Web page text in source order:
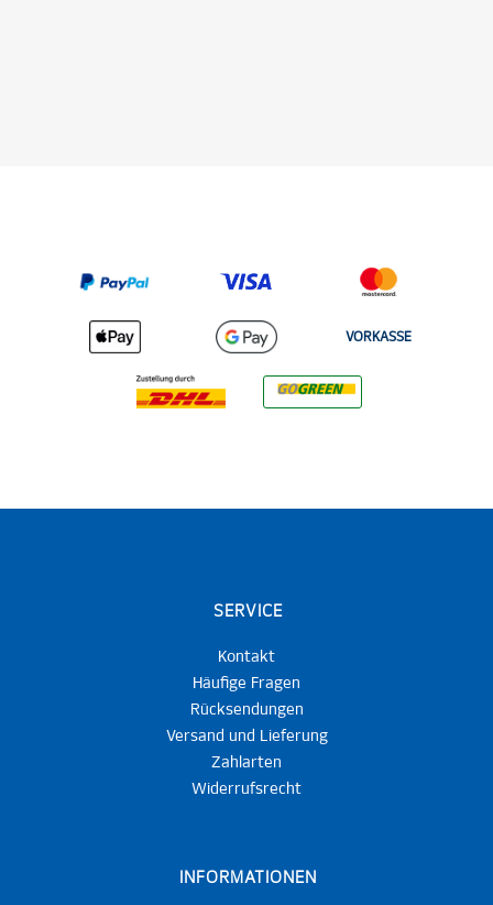
VORKASSE
SERVICE
Kontakt
Häufige Fragen
Rücksendungen
Versand und Lieferung
Zahlarten
Widerrufsrecht
INFORMATIONEN